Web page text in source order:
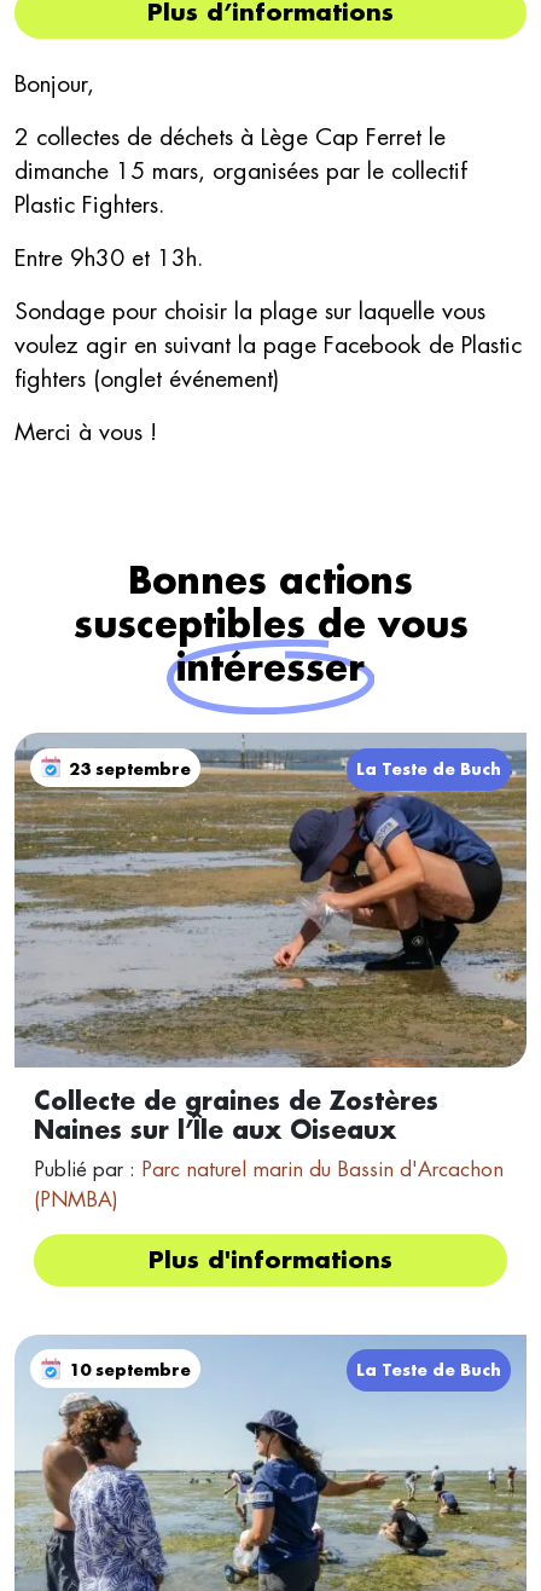
Bonjour,
2 collectes de déchets à Lège Cap Ferret le
dimanche 15 mars, organisées par le collectif
Plastic Fighters.
Entre 9h30 et 13h.
Sondage pour choisir la plage sur laquelle vous
voulez agir en suivant la page Facebook de Plastic
fighters (onglet événement)
Merci à vous !
Plus d’informations
Bonnes actions
susceptibles de vous
intéresser
23 septembre La Teste de Buch
Collecte de graines de Zostères
Naines sur l’Île aux Oiseaux
Publié par : Parc naturel marin du Bassin d'Arcachon
(PNMBA)
Plus d'informations
10 septembre La Teste de Buch